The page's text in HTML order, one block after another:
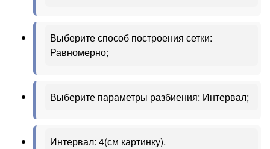
Выберите способ построения сетки:
Равномерно;
Выберите параметры разбиения: Интервал;
Интервал: 4(см картинку).